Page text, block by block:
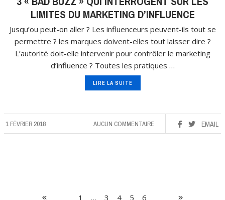
LIMITES DU MARKETING D’INFLUENCE
Jusqu’ou peut-on aller ? Les influenceurs peuvent-ils tout se
permettre ? les marques doivent-elles tout laisser dire ?
L’autorité doit-elle intervenir pour contrôler le marketing
d’influence ? Toutes les pratiques …
LIRE LA SUITE
1 FÉVRIER 2018 EMAIL
AUCUN COMMENTAIRE
1 … 3 4 5 6